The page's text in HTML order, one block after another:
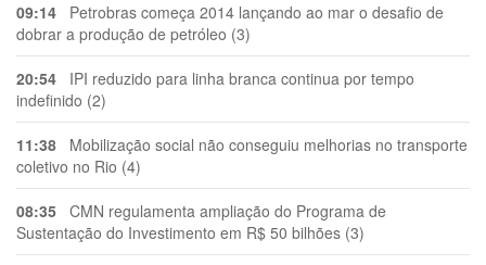
09:14 Petrobras começa 2014 lançando ao mar o desafio de
dobrar a produção de petróleo (3)
20:54 IPI reduzido para linha branca continua por tempo
indefinido (2)
11:38 Mobilização social não conseguiu melhorias no transporte
coletivo no Rio (4)
08:35 CMN regulamenta ampliação do Programa de
Sustentação do Investimento em R$ 50 bilhões (3)